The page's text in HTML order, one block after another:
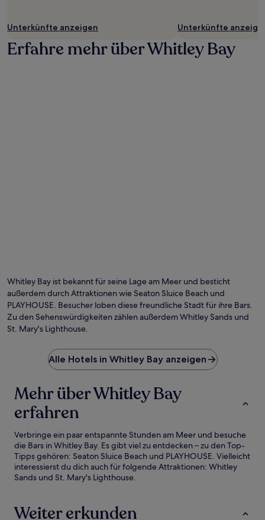
Unterkünfte anzeigen Unterkünfte
Erfahre mehr über Whitley Bay
Whitley Bay ist bekannt für seine Lage am Meer und besticht
außerdem durch Attraktionen wie Seaton Sluice Beach und
PLAYHOUSE. Besucher loben diese freundliche Stadt für ihre Bars.
Zu den Sehenswürdigkeiten zählen außerdem Whitley Sands und
St. Mary's Lighthouse.
Alle Hotels in Whitley Bay anzeigen
Mehr über Whitley Bay
erfahren
Verbringe ein paar entspannte Stunden am Meer und besuche
die Bars in Whitley Bay. Es gibt viel zu entdecken – zu den Top-
Tipps gehören: Seaton Sluice Beach und PLAYHOUSE. Vielleicht
interessierst du dich auch für folgende Attraktionen: Whitley
Sands und St. Mary's Lighthouse.
Weiter erkunden